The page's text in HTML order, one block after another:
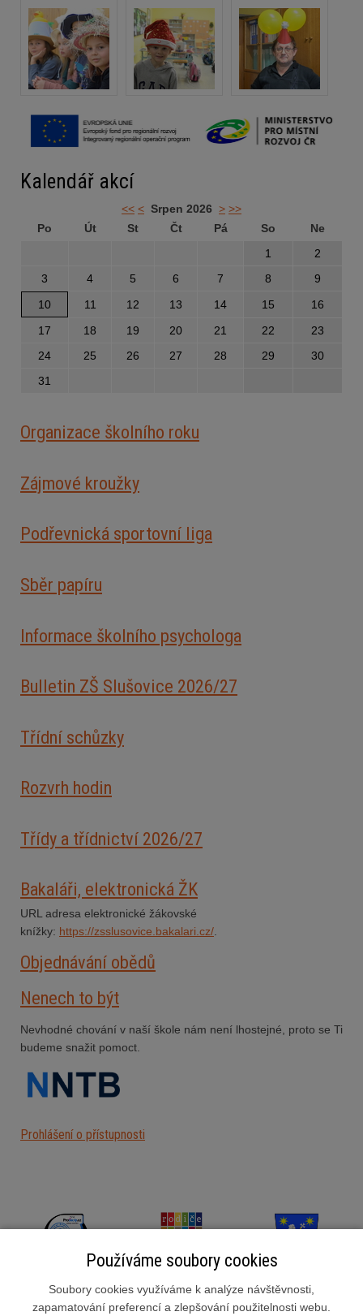
Kalendář akcí
<< < Srpen 2026 > >>
Po
Út St Čt Pá So
Ne
1
2
3
4 5 6 7 8
9
10
11 12 13 14 15
16
17
18 19 20 21 22
23
24
25 26 27 28 29
30
31
Organizace školního roku
Zájmové kroužky
Podřevnická sportovní liga
Sběr papíru
Informace školního psychologa
Bulletin ZŠ Slušovice 2026/27
Třídní schůzky
Rozvrh hodin
Třídy a třídnictví 2026/27
Bakaláři, elektronická ŽK
URL adresa elektronické žákovské
knížky: https://zsslusovice.bakalari.cz/
Objednávání obědů
Nenech to být
Nevhodné chování v naší škole nám není lhostejné, proto se Ti
budeme snažit pomoct.
Prohlášení o přístupnosti
Používáme soubory cookies
Soubory cookies využíváme k analýze návštěvnosti,
zapamatování preferencí a zlepšování použitelnosti webu.